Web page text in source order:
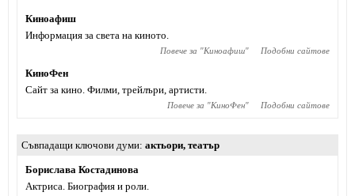
Киноафиш
Информация за света на киното.
Повече за "Киноафиш" Подобни сайтове
КиноФен
Сайт за кино. Филми, трейлъри, артисти.
Повече за "КиноФен" Подобни сайтове
Съвпадащи ключови думи актьори, театър
Борислава Костадинова
Актриса. Биография и роли.